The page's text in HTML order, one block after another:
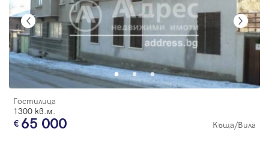
Гостилица
1300 кв.м.
65 000 Къща/Вила